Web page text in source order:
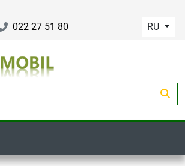
022 27 51 80 RU